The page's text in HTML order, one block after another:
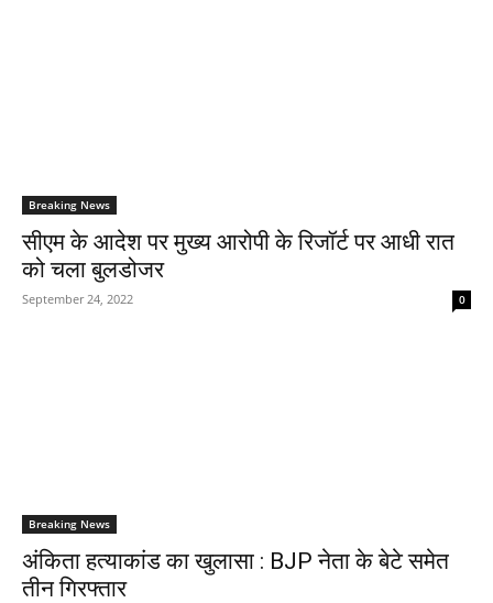
Breaking News
सीएम के आदेश पर मुख्य आरोपी के रिजॉर्ट पर आधी रात
को चला बुलडोजर
September 24, 2022 0
Breaking News
अंकिता हत्याकांड का खुलासा : BJP नेता के बेटे समेत
तीन गिरफ्तार